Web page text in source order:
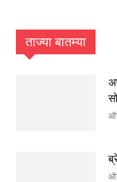
ताज्या बातम्या